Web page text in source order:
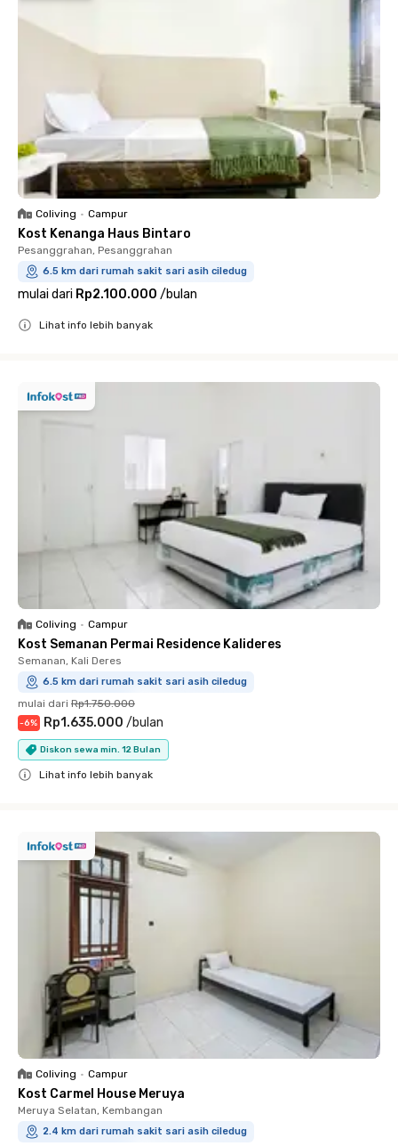
Coliving • Campur
Kost Kenanga Haus Bintaro
Pesanggrahan, Pesanggrahan
6.5 km dari rumah sakit sari asih ciledug
mulai dari Rp2.100.000 /bulan
Lihat info lebih banyak
Coliving • Campur
Kost Semanan Permai Residence Kalideres
Semanan, Kali Deres
6.5 km dari rumah sakit sari asih ciledug
mulai dari Rp1.750.000
-6% Rp1.635.000 /bulan
Diskon sewa min. 12 Bulan
Lihat info lebih banyak
Coliving • Campur
Kost Carmel House Meruya
Meruya Selatan, Kembangan
2.4 km dari rumah sakit sari asih ciledug